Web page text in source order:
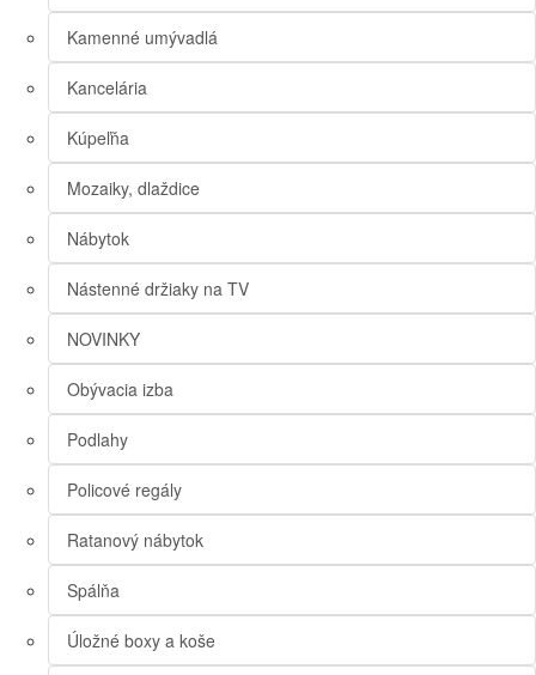
Kamenné umývadlá
Kancelária
Kúpeľňa
Mozaiky, dlaždice
Nábytok
Nástenné držiaky na TV
NOVINKY
Obývacia izba
Podlahy
Policové regály
Ratanový nábytok
Spálňa
Úložné boxy a koše